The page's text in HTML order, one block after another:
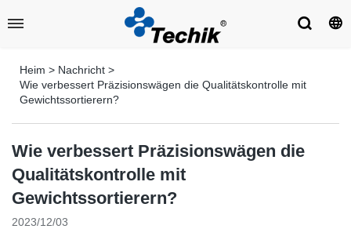
Heim > Nachricht >
Wie verbessert Präzisionswägen die Qualitätskontrolle mit
Gewichtssortierern?
Wie verbessert Präzisionswägen die
Qualitätskontrolle mit
Gewichtssortierern?
2023/12/03